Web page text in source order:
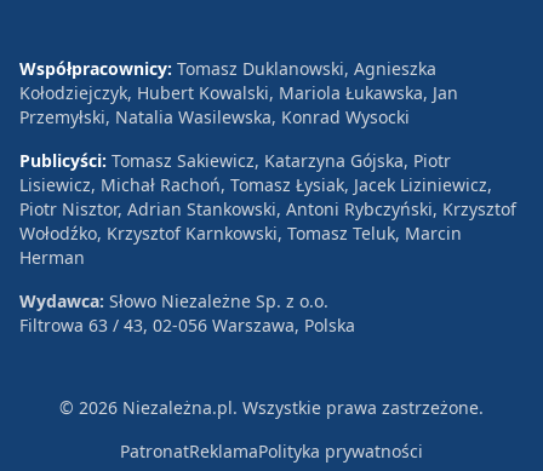
Współpracownicy: Tomasz Duklanowski, Agnieszka
Kołodziejczyk, Hubert Kowalski, Mariola Łukawska, Jan
Przemyłski, Natalia Wasilewska, Konrad Wysocki
Publicyści: Tomasz Sakiewicz, Katarzyna Gójska, Piotr
Lisiewicz, Michał Rachoń, Tomasz Łysiak, Jacek Liziniewicz,
Piotr Nisztor, Adrian Stankowski, Antoni Rybczyński, Krzysztof
Wołodźko, Krzysztof Karnkowski, Tomasz Teluk, Marcin
Herman
Wydawca: Słowo Niezależne Sp. z o.o.
Filtrowa 63 / 43, 02-056 Warszawa, Polska
© 2026 Niezależna.pl. Wszystkie prawa zastrzeżone.
PatronatReklamaPolityka prywatności